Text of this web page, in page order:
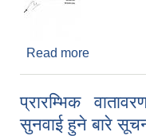
Read more
प्रारम्भिक
सुनवाई हुने बारे